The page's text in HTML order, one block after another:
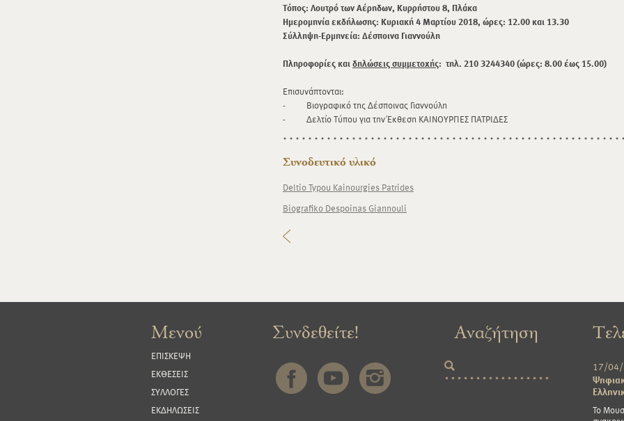
Τόπος: Λουτρό των Αέρηδων, Κυρρήστου 8, Πλάκα
Ημερομηνία εκδήλωσης: Κυριακή4 Μαρτίου 2018, ώρες: 12.00 και 13.30
Σύλληψη-Ερμηνεία: Δέσποινα Γιαννούλη
Πληροφορίες καιδηλώσεις συμμετοχής: τηλ. 210 3244340 (ώρες: 8.00 έως 15.00)
Επισυνάπτονται:
- Βιογραφικό της Δέσποινας Γιαννούλη
- Δελτίο Τύπου για την Έκθεση ΚΑΙΝΟΥΡΓΙΕΣ ΠΑΤΡΙΔΕΣ
Συνοδευτικό υλικό
Deltio Typou Kainourgies Patrides
Biografiko Despoinas Giannouli
Μενού
ΕΠΙΣΚΕΨΗ
ΕΚΘΕΣΕΙΣ
ΣΥΛΛΟΓΕΣ
ΕΚΔΗΛΩΣΕΙΣ
Συνδεθείτε! Αναζήτηση
17/
Το